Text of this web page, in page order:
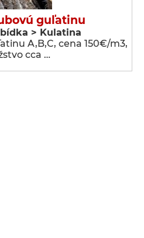
guľatinu
> Kulatina
A,B,C, cena 150€/m3,
cca …